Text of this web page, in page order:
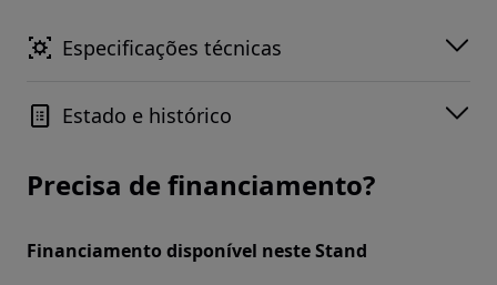
Especificações técnicas
Estado e histórico
Precisa de financiamento?
Financiamento disponível neste Stand